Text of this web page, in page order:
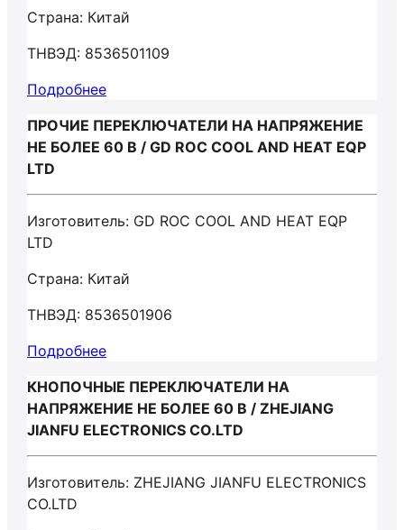
Страна: Китай
ТНВЭД: 8536501109
Подробнее
ПРОЧИЕ ПЕРЕКЛЮЧАТЕЛИ НА НАПРЯЖЕНИЕ
НЕ БОЛЕЕ 60 В / GD ROC COOL AND HEAT EQP
LTD
Изготовитель: GD ROC COOL AND HEAT EQP
LTD
Страна: Китай
ТНВЭД: 8536501906
Подробнее
КНОПОЧНЫЕ ПЕРЕКЛЮЧАТЕЛИ НА
НАПРЯЖЕНИЕ НЕ БОЛЕЕ 60 В / ZHEJIANG
JIANFU ELECTRONICS CO.LTD
Изготовитель: ZHEJIANG JIANFU ELECTRONICS
CO.LTD